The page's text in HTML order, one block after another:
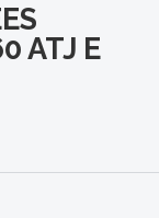
ATJ E